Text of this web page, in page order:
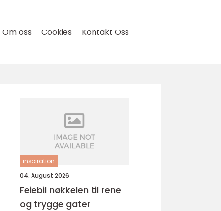
Om oss Cookies Kontakt Oss
inspiration
04. August 2026
Feiebil nøkkelen til rene
og trygge gater